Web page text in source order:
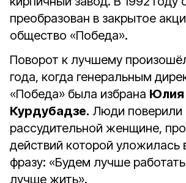
преобразован в закрытое
общество «Победа».
Поворот к лучшему
года, когда генеральным
«Победа» была избрана Юлия
Курдубадзе. Люди поверили
рассудительной женщине,
действий которой уложилась
фразу: «Будем лучше
лучше жить».